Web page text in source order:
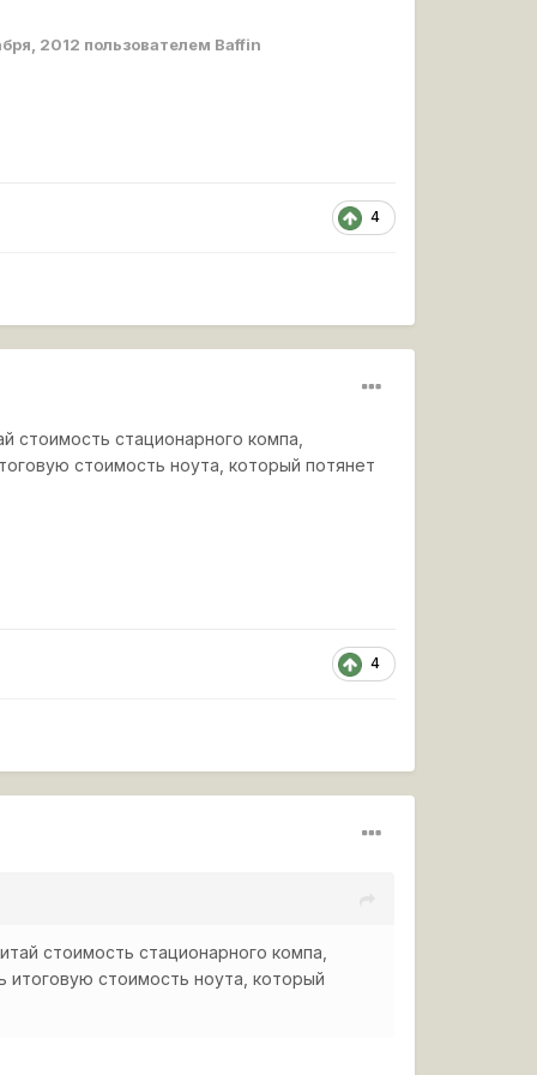
2012 пользователем Baffin
4
стационарного компа,
стоимость ноута, который потянет
4
стоимость стационарного компа,
итоговую стоимость ноута, который